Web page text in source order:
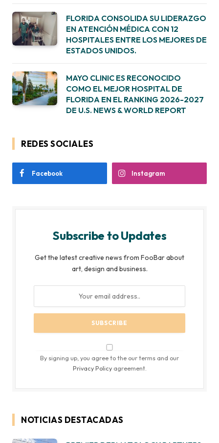
FLORIDA CONSOLIDA SU LIDERAZGO
EN ATENCIÓN MÉDICA CON 12
HOSPITALES ENTRE LOS MEJORES DE
ESTADOS UNIDOS.
MAYO CLINIC ES RECONOCIDO
COMO EL MEJOR HOSPITAL DE
FLORIDA EN EL RANKING 2026-2027
DE U.S. NEWS & WORLD REPORT
REDES SOCIALES
Facebook Instagram
Subscribe to Updates
Get the latest creative news from FooBar about
art, design and business.
By signing up, you agree to the our terms and our
Privacy Policyagreement.
NOTICIAS DESTACADAS